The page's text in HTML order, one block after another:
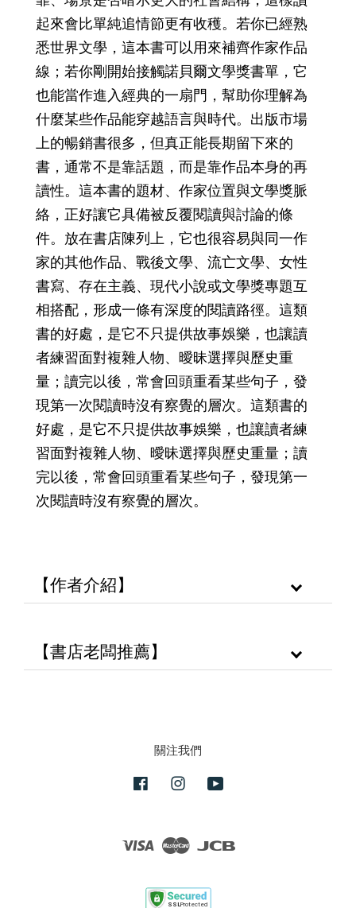
起來會比單純追情節更有收穫。若你已經熟
悉世界文學，這本書可以用來補齊作家作品
線；若你剛開始接觸諾貝爾文學獎書單，它
也能當作進入經典的一扇門，幫助你理解為
什麼某些作品能穿越語言與時代。出版市場
上的暢銷書很多，但真正能長期留下來的
書，通常不是靠話題，而是靠作品本身的再
讀性。這本書的題材、作家位置與文學獎脈
絡，正好讓它具備被反覆閱讀與討論的條
件。放在書店陳列上，它也很容易與同一作
家的其他作品、戰後文學、流亡文學、女性
書寫、存在主義、現代小說或文學獎專題互
相搭配，形成一條有深度的閱讀路徑。這類
書的好處，是它不只提供故事娛樂，也讓讀
者練習面對複雜人物、曖昧選擇與歷史重
量；讀完以後，常會回頭重看某些句子，發
現第一次閱讀時沒有察覺的層次。這類書的
好處，是它不只提供故事娛樂，也讓讀者練
習面對複雜人物、曖昧選擇與歷史重量；讀
完以後，常會回頭重看某些句子，發現第一
次閱讀時沒有察覺的層次。
【作者介紹】
【書店老闆推薦】
關注我們
FacebookInstagram
Visa Master